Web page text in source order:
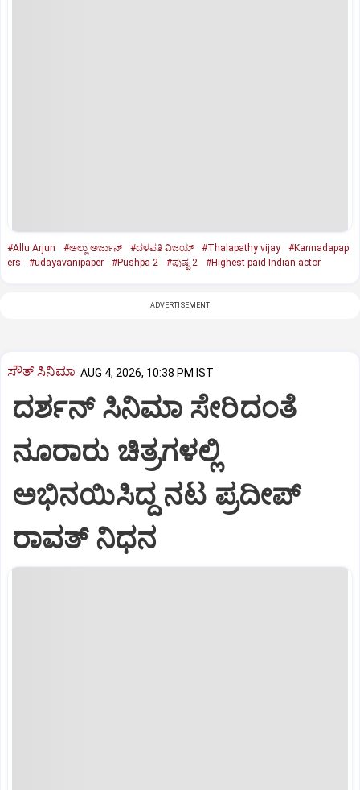
#Allu Arjun #ಅಲ್ಲು ಅರ್ಜುನ್‌ #ದಳಪತಿ ವಿಜಯ್ #Thalapathy vijay
#Kannadapap
ers
#udayavanipaper #Pushpa 2 #ಪುಷ್ಪ 2 #Highest paid Indian actor
ADVERTISEMENT
ಸೌತ್‌ ಸಿನಿಮಾ AUG 4, 2026, 10:38 PM IST
ದರ್ಶನ್ ಸಿನಿಮಾ ಸೇರಿದಂತೆ
ನೂರಾರು ಚಿತ್ರಗಳಲ್ಲಿ
ಅಭಿನಯಿಸಿದ್ದ ನಟ ಪ್ರದೀಪ್
ರಾವತ್ ನಿಧನ